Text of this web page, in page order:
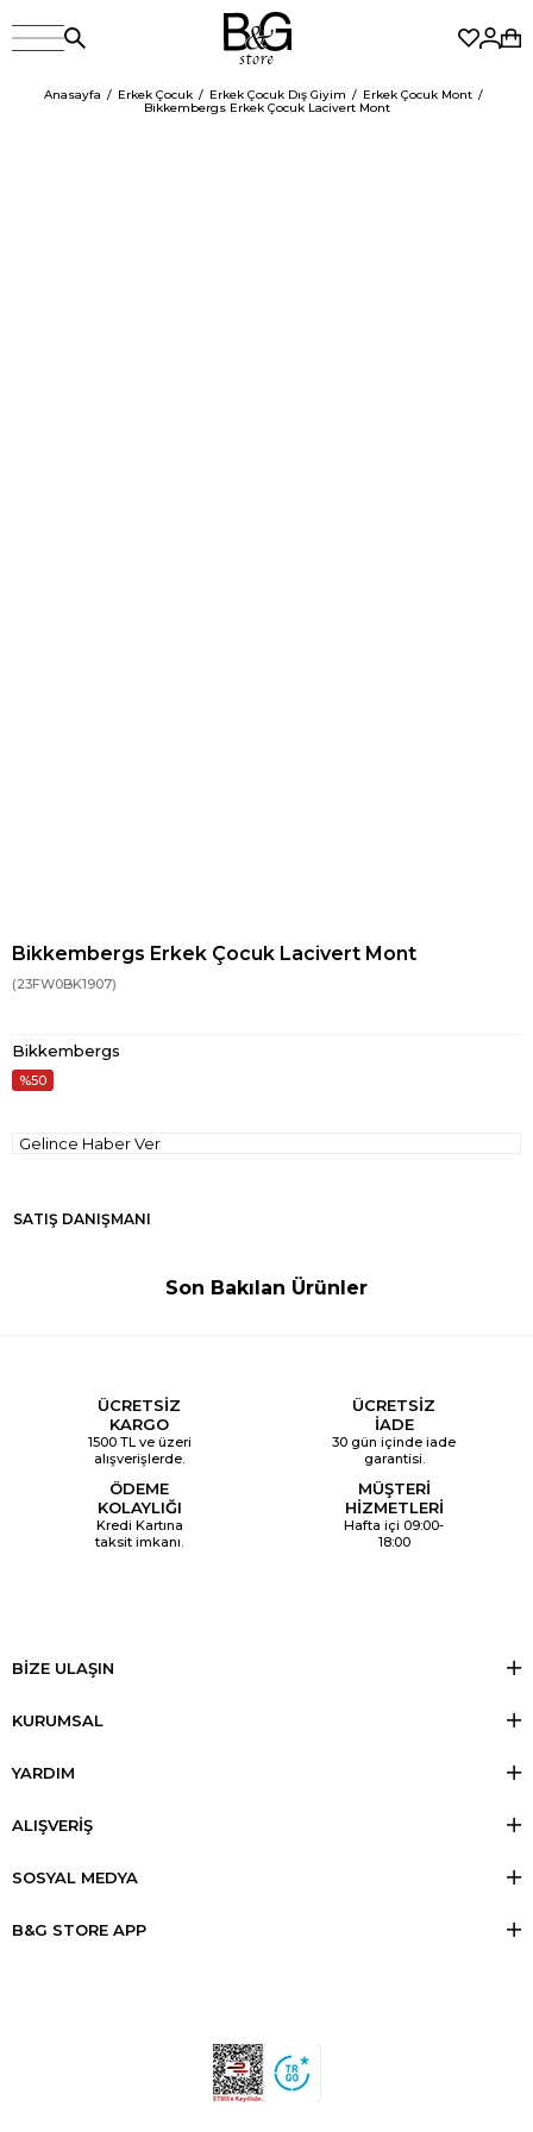
Anasayfa Erkek Çocuk Erkek Çocuk Dış Giyim
Erkek Çocuk Mont
Bikkembergs Erkek Çocuk Lacivert Mont
Bikkembergs Erkek Çocuk Lacivert Mont
(23FW0BK1907)
Bikkembergs
50
Gelince Haber Ver
SATIŞ DANIŞMANI
Son Bakılan Ürünler
ÜCRETSİZ
KARGO
1500 TL ve üzeri
alışverişlerde.
ÜCRETSİZ
İADE
30 gün içinde iade
garantisi.
ÖDEME
KOLAYLIĞI
Kredi Kartına
taksit imkanı.
MÜŞTERİ
HİZMETLERİ
Hafta içi 09:00-
18:00
BİZE ULAŞIN
KURUMSAL
YARDIM
ALIŞVERİŞ
SOSYAL MEDYA
B&G STORE APP